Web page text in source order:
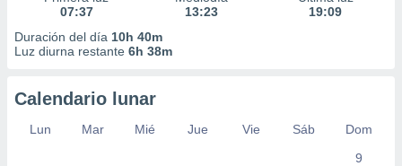
07:37
13:23
19:09
Duración del día 10h 40m
Luz diurna restante 6h 38m
Calendario lunar
Lun Mar Mié Jue Vie Sáb
Dom
9